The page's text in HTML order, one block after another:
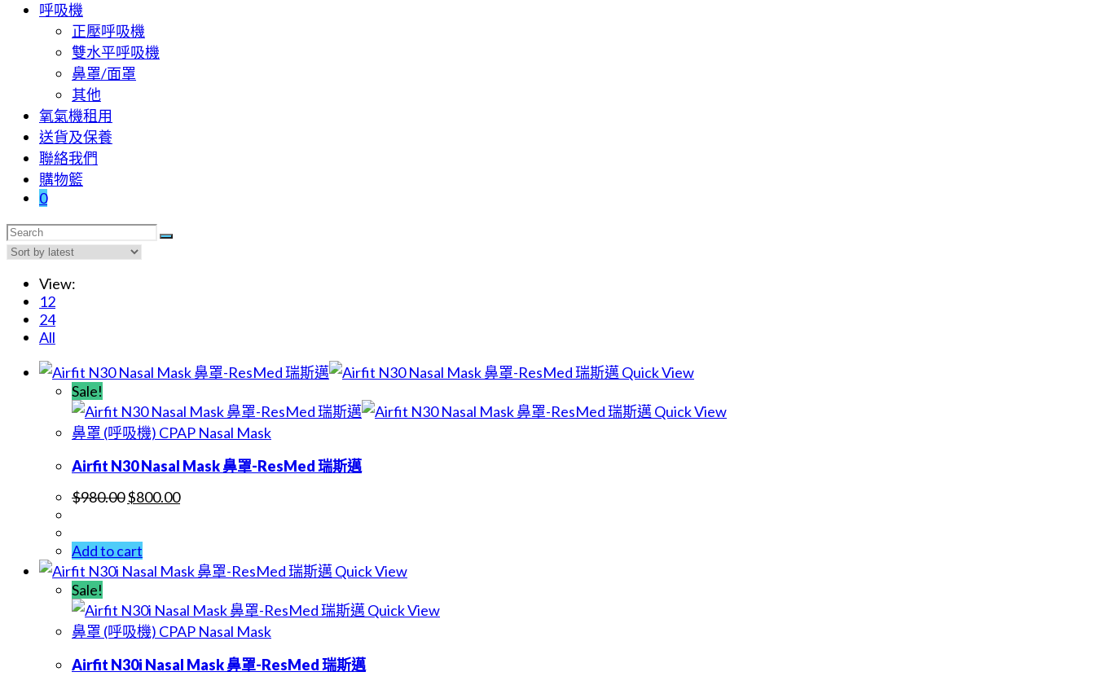
collapse呼吸機
正壓呼吸機
雙水平呼吸機
鼻罩/面罩
其他
氧氣機租用
送貨及保養
聯絡我們
購物籃
0
View:
12
24
All
Quick View
Sale!
Quick View
鼻罩 (呼吸機) CPAP Nasal Mask
Airfit N30 Nasal Mask 鼻罩-ResMed 瑞斯邁
$980.00$800.00
Add to cart
Quick View
Sale!
Quick View
鼻罩 (呼吸機) CPAP Nasal Mask
Airfit N30i Nasal Mask 鼻罩-ResMed 瑞斯邁